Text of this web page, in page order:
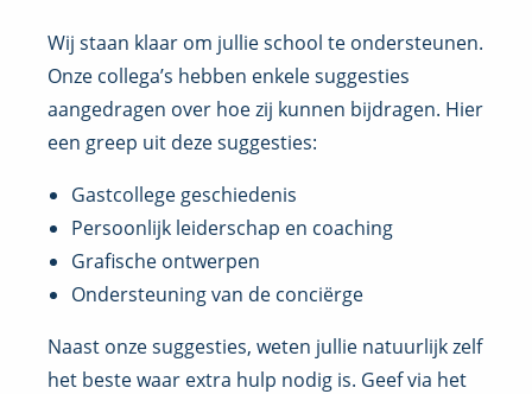
Wij staan klaar om jullie school te ondersteunen.
Onze collega’s hebben enkele suggesties
aangedragen over hoe zij kunnen bijdragen. Hier
een greep uit deze suggesties:
Gastcollege geschiedenis
Persoonlijk leiderschap en coaching
Grafische ontwerpen
Ondersteuning van de conciërge
Naast onze suggesties, weten jullie natuurlijk zelf
het beste waar extra hulp nodig is. Geef via het